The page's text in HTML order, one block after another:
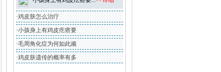
·鸡皮肤怎么治疗
·小孩身上有鸡皮疙瘩要
·毛周角化症为何如此顽
·鸡皮肤遗传的概率有多